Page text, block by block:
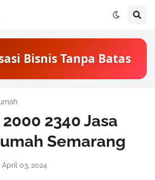
Bisnis Tanpa Batas
2340 Jasa
Semarang
April 03, 2024